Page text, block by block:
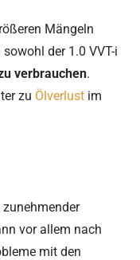
Mängeln
der 1.0 VVT-i
verbrauchen.
zu Ölverlust im
vor allem nach
mit den